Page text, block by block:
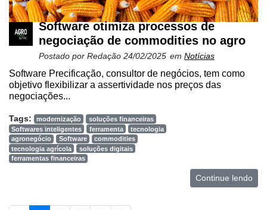
Software otimiza processos de
negociação de commodities no agro
Postado por Redação 24/02/2025 em Notícias
Software Precificação, consultor de negócios, tem como
objetivo flexibilizar a assertividade nos preços das
negociações...
Tags: modernização
soluções financeiras
Softwares inteligentes
ferramenta
tecnologia
agronegócio
Software
commodities
tecnologia agrícola
soluções digitais
ferramentas financeiras
Continue lendo